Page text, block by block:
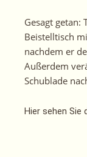
Gesagt getan:
Beistelltisch
nachdem er
Außerdem
Schublade
Hier sehen Sie